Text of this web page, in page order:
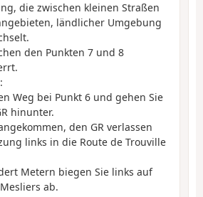
die zwischen kleinen Straßen
ländlicher Umgebung
den Punkten 7 und 8
Weg bei Punkt 6 und gehen Sie
hinunter.
den GR verlassen
links in die Route de Trouville
Metern biegen Sie links auf
ab.